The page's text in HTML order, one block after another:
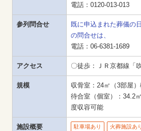
電話： 0120-013-013
参列問合せ
既に申込まれた葬儀の
の問合せは、
電話： 06-6381-1689
アクセス 〇徒歩：ＪＲ京都線「
規模
収骨室：24㎡（3部屋
待合室（個室）：34.2
度収容可能
施設概要 駐車場あり 火葬施設あ